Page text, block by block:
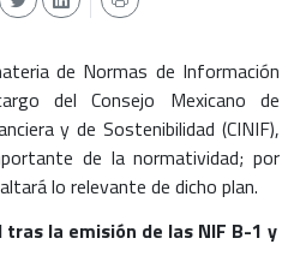
de Normas de Información
del Consejo Mexicano de
y de Sostenibilidad (CINIF),
de la normatividad; por
lo relevante de dicho plan.
la emisión de las NIF B-1 y